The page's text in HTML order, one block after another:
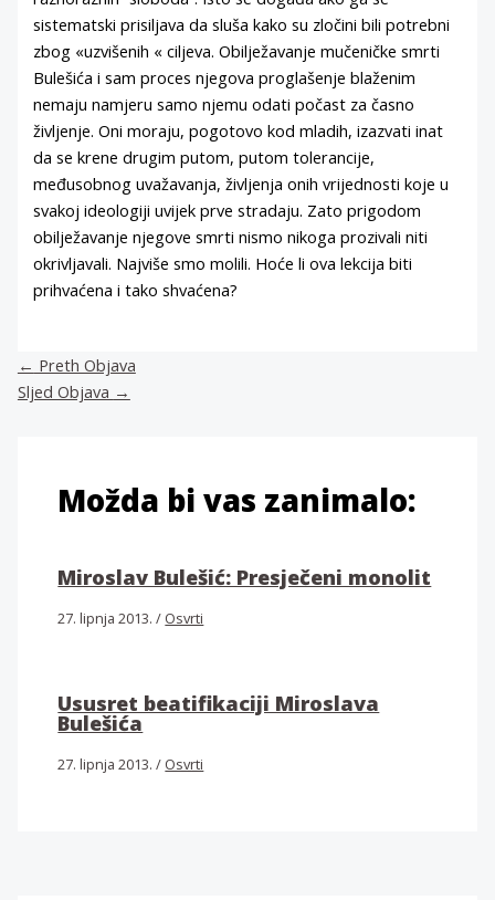
sistematski prisiljava da sluša kako su zločini bili potrebni
zbog «uzvišenih « ciljeva. Obilježavanje mučeničke smrti
Bulešića i sam proces njegova proglašenje blaženim
nemaju namjeru samo njemu odati počast za časno
življenje. Oni moraju, pogotovo kod mladih, izazvati inat
da se krene drugim putom, putom tolerancije,
međusobnog uvažavanja, življenja onih vrijednosti koje u
svakoj ideologiji uvijek prve stradaju. Zato prigodom
obilježavanje njegove smrti nismo nikoga prozivali niti
okrivljavali. Najviše smo molili. Hoće li ova lekcija biti
prihvaćena i tako shvaćena?
← Preth Objava
Sljed Objava →
Možda bi vas zanimalo:
Miroslav Bulešić: Presječeni monolit
27. lipnja 2013./ Osvrti
Ususret beatifikaciji Miroslava
Bulešića
27. lipnja 2013./ Osvrti